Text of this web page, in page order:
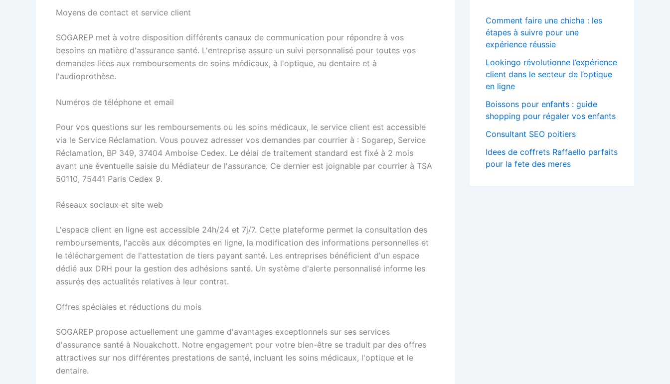
Moyens de contact et service client
SOGAREP met à votre disposition différents canaux de communication pour répondre à vos
besoins en matière d'assurance santé. L'entreprise assure un suivi personnalisé pour toutes vos
demandes liées aux remboursements de soins médicaux, à l'optique, au dentaire et à
l'audioprothèse.
Numéros de téléphone et email
Pour vos questions sur les remboursements ou les soins médicaux, le service client est accessible
via le Service Réclamation. Vous pouvez adresser vos demandes par courrier à : Sogarep, Service
Réclamation, BP 349, 37404 Amboise Cedex. Le délai de traitement standard est fixé à 2 mois
avant une éventuelle saisie du Médiateur de l'assurance. Ce dernier est joignable par courrier à TSA
50110, 75441 Paris Cedex 9.
Réseaux sociaux et site web
L'espace client en ligne est accessible 24h/24 et 7j/7. Cette plateforme permet la consultation des
remboursements, l'accès aux décomptes en ligne, la modification des informations personnelles et
le téléchargement de l'attestation de tiers payant santé. Les entreprises bénéficient d'un espace
dédié aux DRH pour la gestion des adhésions santé. Un système d'alerte personnalisé informe les
assurés des actualités relatives à leur contrat.
Offres spéciales et réductions du mois
SOGAREP propose actuellement une gamme d'avantages exceptionnels sur ses services
d'assurance santé à Nouakchott. Notre engagement pour votre bien-être se traduit par des offres
attractives sur nos différentes prestations de santé, incluant les soins médicaux, l'optique et le
dentaire.
Comment faire une chicha : les
étapes à suivre pour une
expérience réussie
Lookingo révolutionne l’expérience
client dans le secteur de l’optique
en ligne
Boissons pour enfants : guide
shopping pour régaler vos enfants
Consultant SEO poitiers
Idees de coffrets Raffaello parfaits
pour la fete des meres